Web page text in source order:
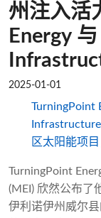
州注入活
Energy
2025-01-01
TurningPoint
区太阳能项
TurningPoint
(MEI) 欣然公布了
伊利诺伊州威尔